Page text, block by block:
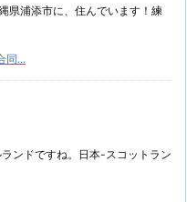
県浦添市に、住んでいます！練
同...
ンドですね。日本-スコットラン